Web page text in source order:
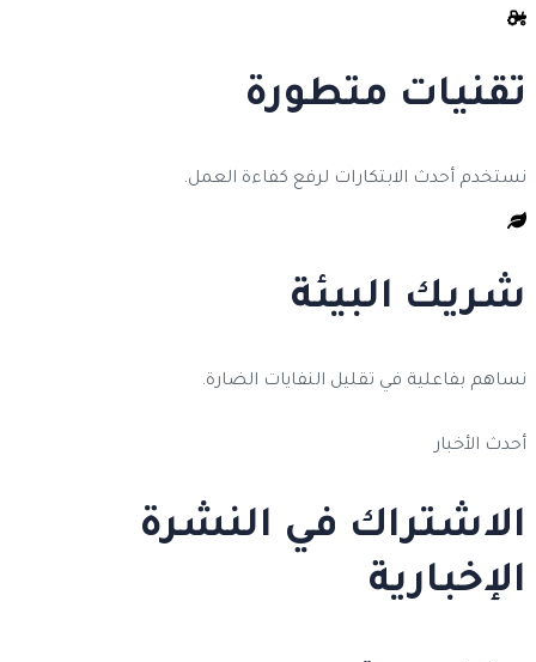
تقنيات متطورة
نستخدم أحدث الابتكارات لرفع كفاءة العمل.
شريك البيئة
نساهم بفاعلية في تقليل النفايات الضارة.
أحدث الأخبار
الاشتراك في النشرة
الإخبارية